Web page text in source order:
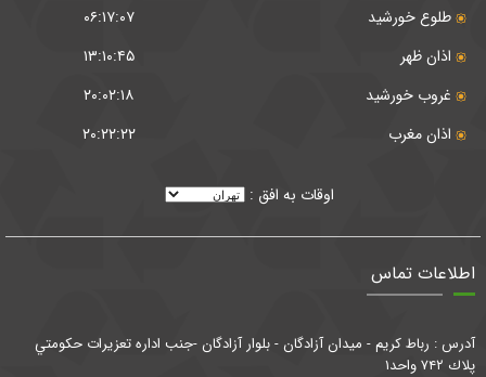
۰۶:۱۷:۰۷
طلوع خورشید
۱۳:۱۰:۴۵
اذان ظهر
۲۰:۰۲:۱۸
غروب خورشید
۲۰:۲۲:۲۲
اذان مغرب
اوقات به افق :
اطلاعات تماس
آدرس : رباط كريم - ميدان آزادگان - بلوار آزادگان -جنب اداره تعزيرات حكومتي
پلاك ۷۴۲ واحد۱